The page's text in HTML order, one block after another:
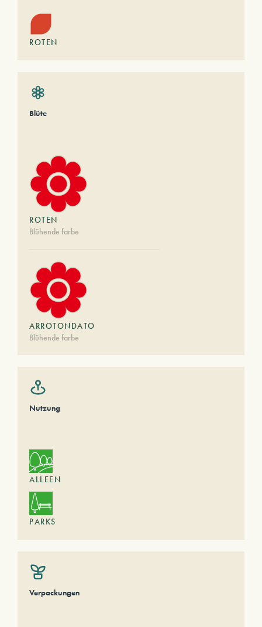
ROTEN
Blüte
ROTEN
Blühende farbe
ARROTONDATO
Blühende farbe
Nutzung
ALLEEN
PARKS
Verpackungen